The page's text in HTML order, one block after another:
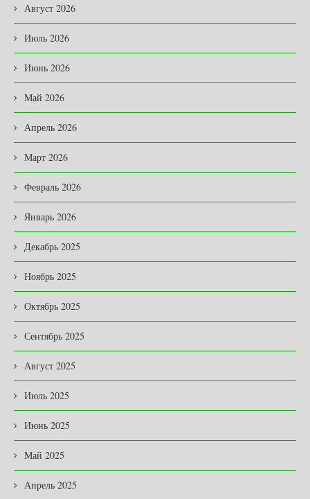
Август 2026
Июль 2026
Июнь 2026
Май 2026
Апрель 2026
Март 2026
Февраль 2026
Январь 2026
Декабрь 2025
Ноябрь 2025
Октябрь 2025
Сентябрь 2025
Август 2025
Июль 2025
Июнь 2025
Май 2025
Апрель 2025